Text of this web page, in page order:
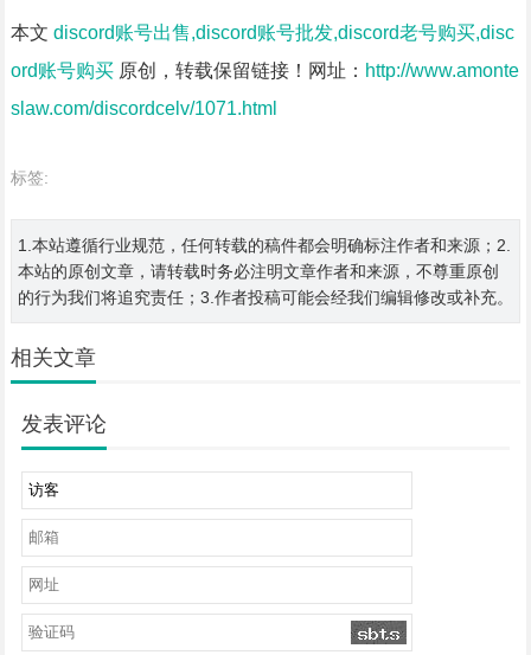
本文 discord账号出售,discord账号批发,discord老号购买,disc
ord账号购买原创，转载保留链接！网址： http://www.amonte
slaw.com/discordcelv/1071.html
标签:
1.本站遵循行业规范，任何转载的稿件都会明确标注作者和来源；2.
本站的原创文章，请转载时务必注明文章作者和来源，不尊重原创
的行为我们将追究责任；3.作者投稿可能会经我们编辑修改或补充。
相关文章
发表评论